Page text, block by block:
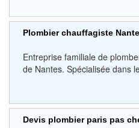
Plombier chauffagiste
Entreprise familiale de
de Nantes. Spécialisée dans
Devis plombier paris pas